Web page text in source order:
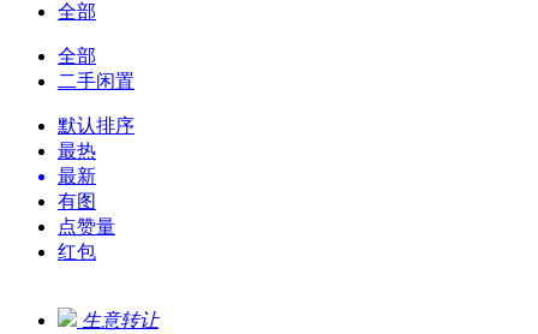
全部
全部
二手闲置
默认排序
最热
最新
有图
点赞量
红包
生意转让